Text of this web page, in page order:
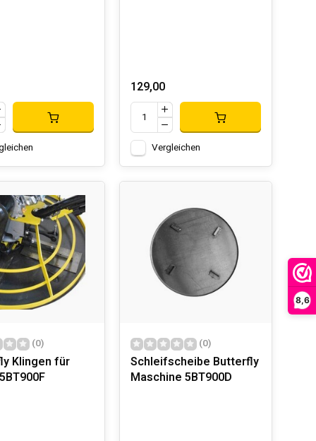
8,6
129,00
Vergleichen
(0)
Klingen für
(0)
Schleifscheibe Butterfly
Maschine 5BT900D